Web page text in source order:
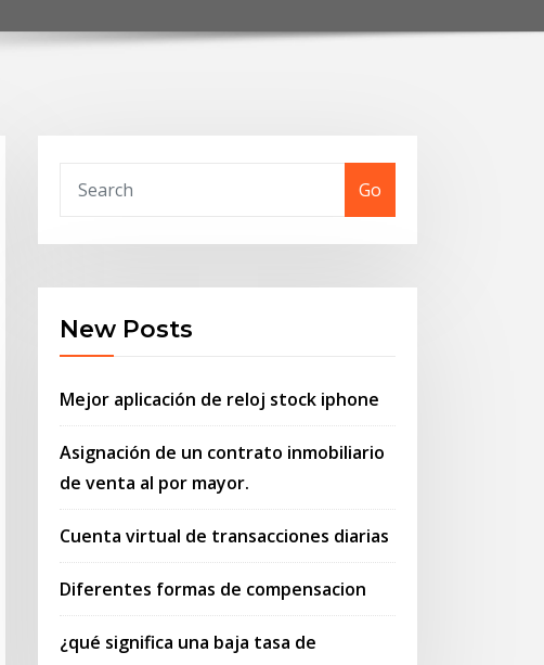
Go
New Posts
Mejor aplicación de reloj stock iphone
Asignación de un contrato inmobiliario
de venta al por mayor.
Cuenta virtual de transacciones diarias
Diferentes formas de compensacion
¿qué significa una baja tasa de